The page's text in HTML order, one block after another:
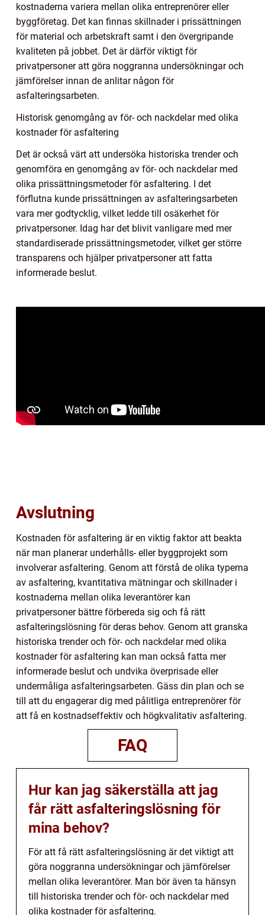
kostnaderna variera mellan olika entreprenörer eller
byggföretag. Det kan finnas skillnader i prissättningen
för material och arbetskraft samt i den övergripande
kvaliteten på jobbet. Det är därför viktigt för
privatpersoner att göra noggranna undersökningar och
jämförelser innan de anlitar någon för
asfalteringsarbeten.
Historisk genomgång av för- och nackdelar med olika
kostnader för asfaltering
Det är också värt att undersöka historiska trender och
genomföra en genomgång av för- och nackdelar med
olika prissättningsmetoder för asfaltering. I det
förflutna kunde prissättningen av asfalteringsarbeten
vara mer godtycklig, vilket ledde till osäkerhet för
privatpersoner. Idag har det blivit vanligare med mer
standardiserade prissättningsmetoder, vilket ger större
transparens och hjälper privatpersoner att fatta
informerade beslut.
Avslutning
Kostnaden för asfaltering är en viktig faktor att beakta
när man planerar underhålls- eller byggprojekt som
involverar asfaltering. Genom att förstå de olika typerna
av asfaltering, kvantitativa mätningar och skillnader i
kostnaderna mellan olika leverantörer kan
privatpersoner bättre förbereda sig och få rätt
asfalteringslösning för deras behov. Genom att granska
historiska trender och för- och nackdelar med olika
kostnader för asfaltering kan man också fatta mer
informerade beslut och undvika överprisade eller
undermåliga asfalteringsarbeten. Gäss din plan och se
till att du engagerar dig med pålitliga entreprenörer för
att få en kostnadseffektiv och högkvalitativ asfaltering.
FAQ
Hur kan jag säkerställa att jag
får rätt asfalteringslösning för
mina behov?
För att få rätt asfalteringslösning är det viktigt att
göra noggranna undersökningar och jämförelser
mellan olika leverantörer. Man bör även ta hänsyn
till historiska trender och för- och nackdelar med
olika kostnader för asfaltering.